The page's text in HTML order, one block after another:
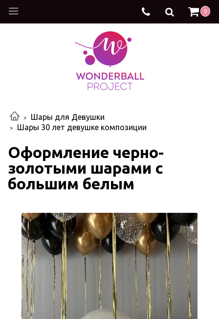
0
Шары для Девушки
Шары 30 лет девушке композиции
Оформление черно-
золотыми шарами с
большим белым